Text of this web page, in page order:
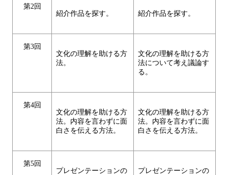
第2回
紹介作品を探す。
紹介作品を探す。
第3回
文化の理解を助ける方
法。
文化の理解を助ける方
法について考え議論す
る。
第4回
文化の理解を助ける方
法。内容を言わずに面
白さを伝える方法。
文化の理解を助ける方
法。内容を言わずに面
白さを伝える方法。
第5回
プレゼンテーションの
プレゼンテーションの